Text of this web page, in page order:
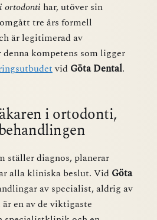
ortodonti har, utöver sin
tre års formell
är legitimerad av
kompetens som ligger
vid Göta Dental.
i ortodonti,
ställer diagnos, planerar
alla kliniska beslut. Vid Göta
av specialist, aldrig av
en av de viktigaste